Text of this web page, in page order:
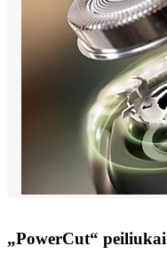
„PowerCut“